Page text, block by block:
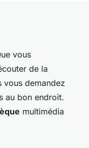
vous
de la
vous demandez
au bon endroit.
multimédia